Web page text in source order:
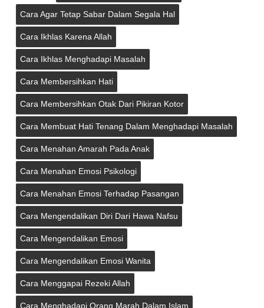
Cara Agar Tetap Sabar Dalam Segala Hal
Cara Ikhlas Karena Allah
Cara Ikhlas Menghadapi Masalah
Cara Membersihkan Hati
Cara Membersihkan Otak Dari Pikiran Kotor
Cara Membuat Hati Tenang Dalam Menghadapi Masalah
Cara Menahan Amarah Pada Anak
Cara Menahan Emosi Psikologi
Cara Menahan Emosi Terhadap Pasangan
Cara Mengendalikan Diri Dari Hawa Nafsu
Cara Mengendalikan Emosi
Cara Mengendalikan Emosi Wanita
Cara Menggapai Rezeki Allah
Cara Menghadapi Orang Marah Dalam Islam